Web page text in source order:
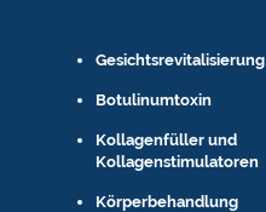
Gesichtsrevitalisierung
Botulinumtoxin
Kollagenfüller und
Kollagenstimulatoren
Körperbehandlung